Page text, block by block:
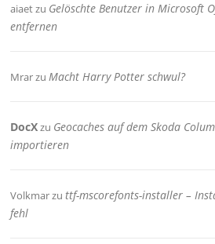
aiaetzu Gelöschte Benutzer in Microsoft
entfernen
MrarzuMacht Harry Potter schwul?
DocXzu Geocaches auf dem Skoda
importieren
Volkmarzuttf-mscorefonts-installer –
fehl